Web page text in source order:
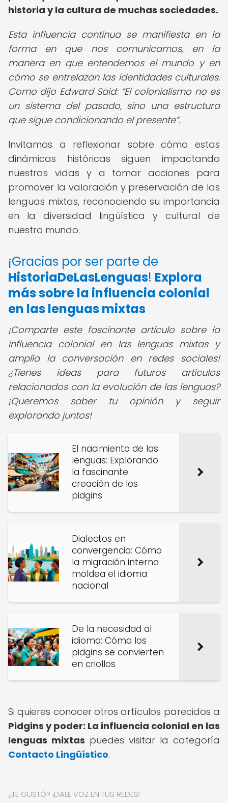
historia y la cultura de muchas sociedades.
Esta influencia continua se manifiesta en la
forma en que nos comunicamos, en la
manera en que entendemos el mundo y en
cómo se entrelazan las identidades culturales.
Como dijo Edward Said: El colonialismo no es
un sistema del pasado, sino una estructura
que sigue condicionando el presente .
Invitamos a reflexionar sobre cómo estas
dinámicas históricas siguen impactando
nuestras vidas y a tomar acciones para
promover la valoración y preservación de las
lenguas mixtas, reconociendo su importancia
en la diversidad lingüística y cultural de
nuestro mundo.
¡Gracias por ser parte de
HistoriaDeLasLenguas! Explora
más sobre la influencia colonial
en las lenguas mixtas
¡Comparte este fascinante artículo sobre la
influencia colonial en las lenguas mixtas y
amplía la conversación en redes sociales!
¿Tienes ideas para futuros artículos
relacionados con la evolución de las lenguas?
¡Queremos saber tu opinión y seguir
explorando juntos!
El nacimiento de las
lenguas: Explorando
la fascinante
creación de los
pidgins
Dialectos en
convergencia: Cómo
la migración interna
moldea el idioma
nacional
De la necesidad al
idioma: Cómo los
pidgins se convierten
en criollos
Si quieres conocer otros artículos parecidos a
Pidgins y poder: La influencia colonial en las
lenguas mixtas puedes visitar la categoría
Contacto Lingüístico.
¿TE GUSTÓ? ¡DALE VOZ EN TUS REDES!